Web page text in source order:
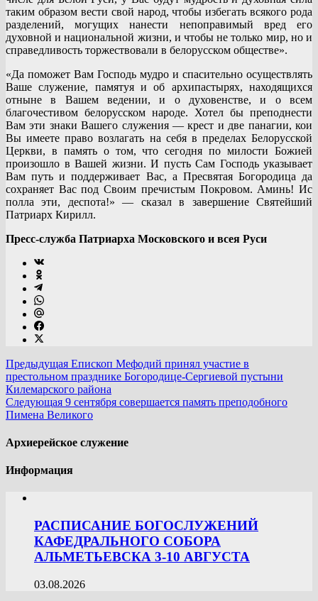
таким образом вести свой народ, чтобы избегать всякого рода
разделений, могущих нанести непоправимый вред его
духовной и национальной жизни, и чтобы не только мир, но и
справедливость торжествовали в белорусском обществе».
«Да поможет Вам Господь мудро и спасительно осуществлять
Ваше служение, памятуя и об архипастырях, находящихся
отныне в Вашем ведении, и о духовенстве, и о всем
благочестивом белорусском народе. Хотел бы преподнести
Вам эти знаки Вашего служения — крест и две панагии, кои
Вы имеете право возлагать на себя в пределах Белорусской
Церкви, в память о том, что сегодня по милости Божией
произошло в Вашей жизни. И пусть Сам Господь указывает
Вам путь и поддерживает Вас, а Пресвятая Богородица да
сохраняет Вас под Своим пречистым Покровом. Аминь! Ис
полла эти, деспота!» — сказал в завершение Святейший
Патриарх Кирилл.
Пресс-служба Патриарха Московского и всея Руси
Предыдущая Епископ Мефодий принял участие в
престольном празднике Богородице-Сергиевой пустыни
Килемарского района
Следующая 9 сентября совершается память преподобного
Пимена Великого
Архиерейское служение
Информация
РАСПИСАНИЕ БОГОСЛУЖЕНИЙ
КАФЕДРАЛЬНОГО СОБОРА
АЛЬМЕТЬЕВСКА 3-10 АВГУСТА
03.08.2026